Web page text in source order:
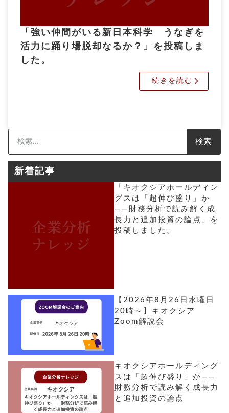
「強い仲間がいる新日本科学 うなぎを
活力に踊り場脱却なるか？」を投稿しま
した。
続きを読む
検索
新着記事
「キオクシアホールディン
グスは「超伸び盛り」か
――財務分析で読み解く成
長力と追加投資の論点」を
投稿しました。
【2026年8月26日水曜日
20時～】キオクシア
Zoom解説会
キオクシアホールディング
スは「超伸び盛り」か――
財務分析で読み解く成長力
と追加投資の論点